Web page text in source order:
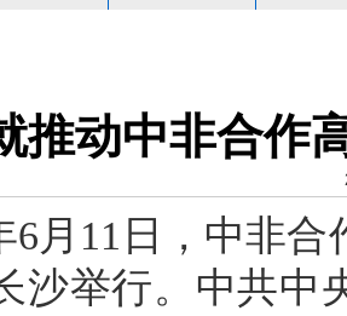
推动中非合作
6月11日，中非
沙举行。中共中